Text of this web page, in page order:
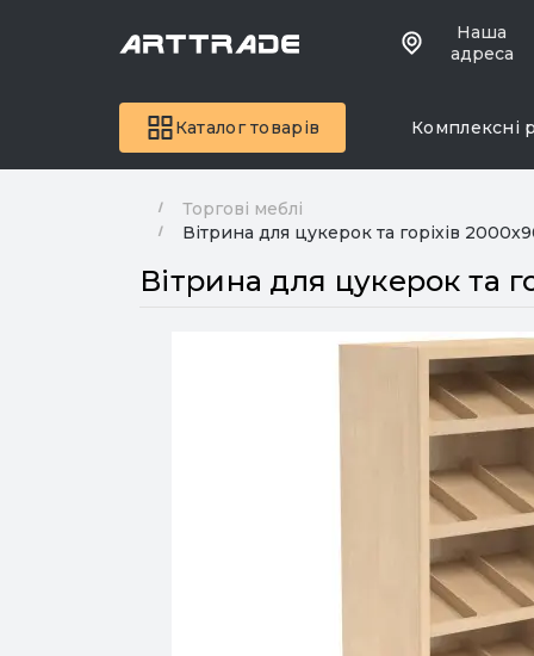
Наша
адреса
Каталог товарів Комплексні
Торгові меблі
Вітрина для цукерок та горіхів
Вітрина для цукерок та